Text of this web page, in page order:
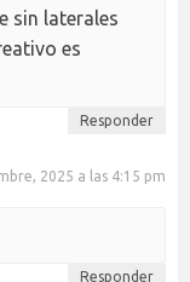
sin laterales
es
Responder
2025 a las 4:15 pm
Responder